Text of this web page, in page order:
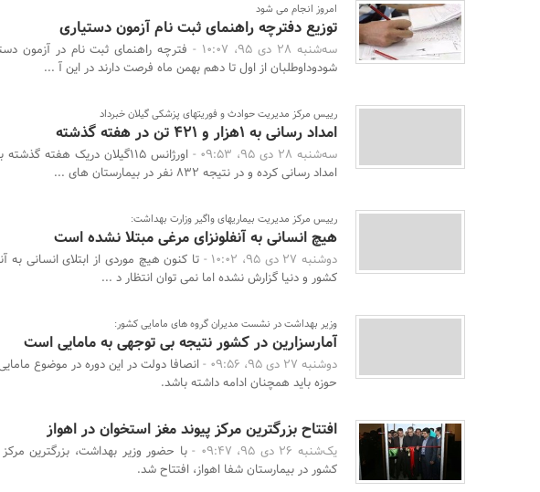
امروز انجام می شود
توزیع دفترچه راهنمای ثبت نام آزمون دستیاری
سه‌شنبه 28 دی 95، 10:07 -
شودوداوطلبان از اول تا دهم بهمن ماه فرصت دارند در این آ ...
رییس مرکز مدیریت حوادث و فوریتهای پزشکی گیلان خبرداد
امداد رسانی به 1هزار و 421 تن در هفته گذشته
سه‌شنبه 28 دی 95، 09:53 -
امداد رسانی کرده و در نتیجه 832 نفر در بیمارستان های ...
رییس مرکز مدیریت بیماریهای واگیر وزارت بهداشت:
هیچ انسانی به آنفلونزای مرغی مبتلا نشده است
دوشنبه 27 دی 95، 10:02 -
تا کنون هیچ موردی از ابتلای انسانی به
کشور و دنیا گزارش نشده اما نمی توان انتظار د ...
وزیر بهداشت در نشست مدیران گروه های مامایی کشور:
آمارسزارین در کشور نتیجه بی توجهی به مامایی است
دوشنبه 27 دی 95، 09:56 -
انصافا دولت در این دوره در موضوع
حوزه باید همچنان ادامه داشته باشد.
افتتاح بزرگترین مرکز پیوند مغز استخوان در اهواز
یک‌شنبه 26 دی 95، 09:47 -
با حضور وزیر بهداشت، بزرگترین
کشور در بیمارستان شفا اهواز، افتتاح شد.